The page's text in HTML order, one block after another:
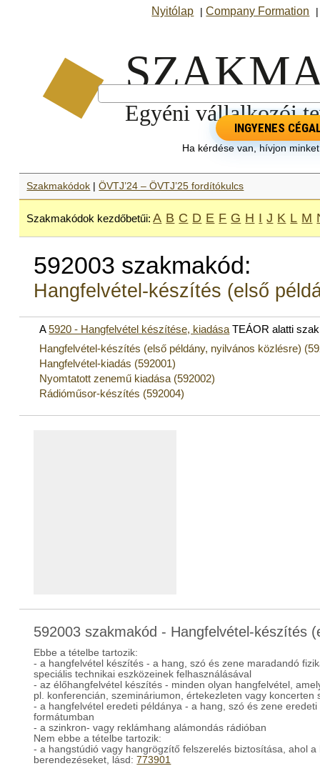
Nyitólap |Company Formation
INGYENES
Ha kérdése van, hívjon
Szakmakódok |ÖVTJ’24 – ÖVTJ’25 fordítókulcs
Szakmakódok kezdőbetűi: A B C D E F G H I J K L M
592003 szakmakód:
Hangfelvétel-készítés (első
A5920 - Hangfelvétel készítése, kiadása TEÁOR alatti
Hangfelvétel-készítés (első példány, nyilvános közlésre)
Hangfelvétel-kiadás (592001)
Nyomtatott zenemű kiadása (592002)
Rádióműsor-készítés (592004)
592003 szakmakód - Hangfelvétel-készítés
Ebbe a tételbe tartozik:
- a hangfelvétel készítés - a hang, szó és zene maradandó
speciális technikai eszközeinek felhasználásával
- az élőhangfelvétel készítés - minden olyan hangfelvétel,
pl. konferencián, szemináriumon, értekezleten vagy koncerten
- a hangfelvétel eredeti példánya - a hang, szó és zene
formátumban
- a szinkron- vagy reklámhang alámondás rádióban
Nem ebbe a tételbe tartozik:
- a hangstúdió vagy hangrögzítő felszerelés biztosítása, ahol
berendezéseket, lásd:773901